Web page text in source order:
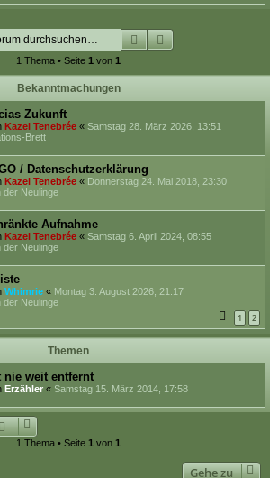
SucheErweiterte Suche
1 Thema • Seite 1 von 1
Bekanntmachungen
Zukunft
Kazel Tenebrée « Samstag 28. März 2026, 13:51
Brett
/ Datenschutzerklärung
Kazel Tenebrée « Donnerstag 24. Mai 2018, 23:30
der Neulinge
Aufnahme
Kazel Tenebrée « Samstag 6. April 2024, 08:55
der Neulinge
Whimrie « Montag 3. August 2026, 21:17
der Neulinge
1 2
Themen
nie weit entfernt
Erzähler « Samstag 15. März 2014, 17:58
1 Thema • Seite 1 von 1
Gehe zu